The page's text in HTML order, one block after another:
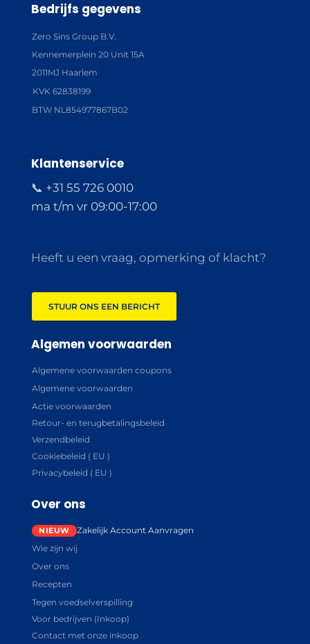
Bedrijfs gegevens
Zero Sins Group B.V.
Kennemerplein 20 Unit 15A
2011MJ Haarlem
KVK 62838199
BTW NL854977867B02
Klantenservice
📞 +31 55 726 0010
ma t/m vr 09:00-17:00
Heeft u een vraag, opmerking of klacht?
STUUR ONS EEN BERICHT
Algemen voorwaarden
Algemene voorwaarden coupons
Algemene voorwaarden
Actie voorwaarden
Retour- en terugbetalingsbeleid
Verzendbeleid
Cookiebeleid ( EU )
Privacybeleid ( EU )
Over ons
Zakelijk Account Aanvragen
Wie zijn wij
Over ons
Recepten
Tegen voedselverspilling
Voor bedrijven (Inkoop)
Contact met onze inkoop